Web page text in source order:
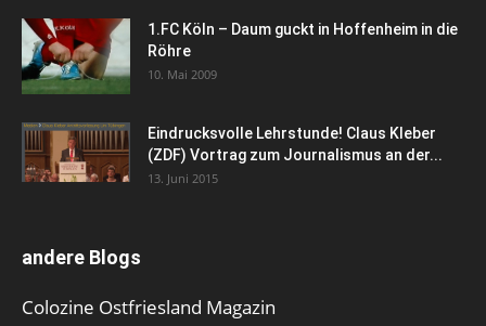
1.FC Köln – Daum guckt in Hoffenheim in die
Röhre
10. Mai 2009
Eindrucksvolle Lehrstunde! Claus Kleber
(ZDF) Vortrag zum Journalismus an der...
13. Juni 2015
andere Blogs
Colozine Ostfriesland Magazin